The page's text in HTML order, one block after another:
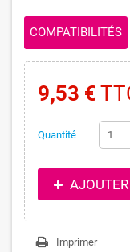
COMPATIBILITÉS
9,53 €
Quantité
Imprimer